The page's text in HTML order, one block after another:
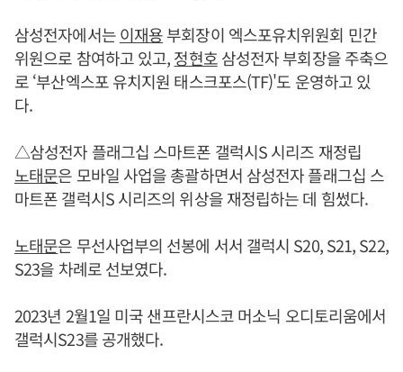
삼성전자에서는이재용부회장이 엑스포유치위원회 민간
위원으로 참여하고 있고,정현호삼성전자 부회장을 주축으
로 ‘부산엑스포 유치지원 태스크포스(TF)'도 운영하고 있
다.
△삼성전자 플래그십 스마트폰 갤럭시S 시리즈 재정립
노태문은 모바일 사업을 총괄하면서 삼성전자 플래그십 스
마트폰 갤럭시S 시리즈의 위상을 재정립하는 데 힘썼다.
노태문은 무선사업부의 선봉에 서서 갤럭시 S20, S21, S22,
S23을 차례로 선보였다.
2023년 2월1일 미국 샌프란시스코 머소닉 오디토리움에서
갤럭시S23를 공개했다.